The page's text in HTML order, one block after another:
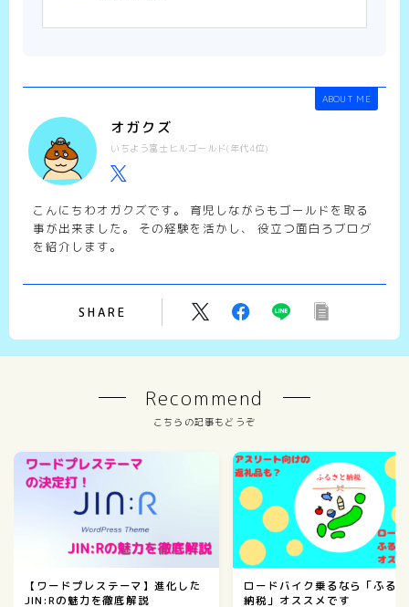
ABOUT ME
オガクズ
いちよう富士ヒルゴールド(年代4位)
こんにちわオガクズです。 育児しながらもゴールドを取る
事が出来ました。 その経験を活かし、 役立つ面白ろブログ
を紹介します。
SHARE
Recommend
こちらの記事もどうぞ
【ワードプレステーマ】進化した
JIN:Rの魅力を徹底解説
ロードバイク乗るなら「ふる
納税」オススメです